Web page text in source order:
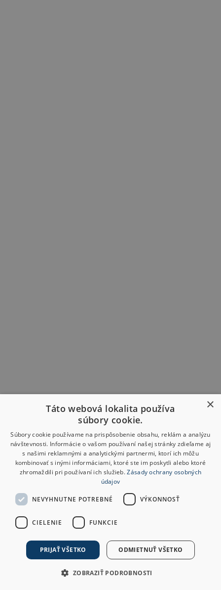
×
Táto webová lokalita používa
súbory cookie.
Súbory cookie používame na prispôsobenie obsahu, reklám a analýzu
návštevnosti. Informácie o vašom používaní našej stránky zdieľame aj
s našimi reklamnými a analytickými partnermi, ktorí ich môžu
kombinovať s inými informáciami, ktoré ste im poskytli alebo ktoré
zhromaždili pri používaní ich služieb.Zásady ochrany osobných
údajov
NEVYHNUTNE POTREBNÉ VÝKONNOSŤ
CIELENIE FUNKCIE
PRIJAŤ VŠETKO ODMIETNUŤ VŠETKO
ZOBRAZIŤ PODROBNOSTI